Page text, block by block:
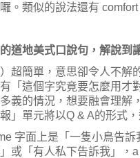
。類似的說法還有
道地美式口說句，解說到
超簡單，意思卻令人不解
「這個字究竟要怎麼用才
義的情況，想要融會理
」單元將以Q & A的形式
字面上是「一隻小鳥告
或「有人私下告訴我」